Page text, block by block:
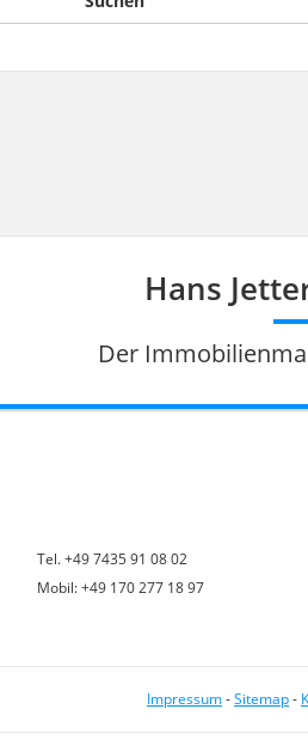
Hans
Der
Tel. +49 7435 91 08 02
Mobil: +49 170 277 18 97
Impressum-Sitemap-